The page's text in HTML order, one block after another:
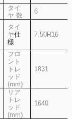
タイ
ヤ 数
6
タイ
ヤ仕
様
7.50R16
フロ
ント
トレ
ッド
(mm)
1831
リア
トレ
ッド
(mm)
1640